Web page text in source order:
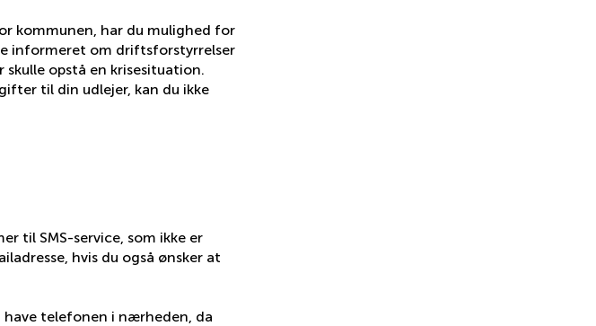
kommunen, har du mulighed for
informeret om driftsforstyrrelser
opstå en krisesituation.
til din udlejer, kan du ikke
til SMS-service, som ikke er
hvis du også ønsker at
have telefonen i nærheden, da